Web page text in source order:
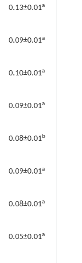
0.13±0.01a
0.09±0.01a
0.10±0.01a
0.09±0.01a
0.08±0.01 b
0.09±0.01a
0.08±0.01a
0.05±0.01a